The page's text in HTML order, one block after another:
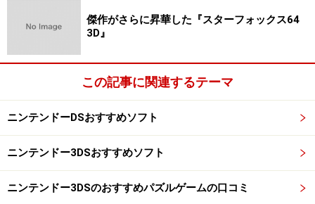
異国からの戦士「ブシドー 」。カタナによる攻撃は苛烈だが、死を
美徳とする精神性を持つため防御は手薄なのだろうか？ 攻撃こそ
最大の防御なり！
禁断の術師「カースメーカー」。呪いの言葉で敵の意思や生死を操
る。習得には呪われた才能が必要？
傑作がさらに昇華した『スターフォックス64
3D』
この記事に関連するテーマ
ニンテンドーDSおすすめソフト
ニンテンドー3DSおすすめソフト
ニンテンドー3DSのおすすめパズルゲームの口コミ